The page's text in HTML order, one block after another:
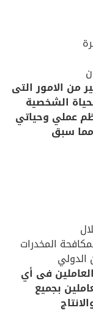
من الامور التى
الشخصية
عملي وحياتي
سبق
المخدرات
فى أي
بجميع